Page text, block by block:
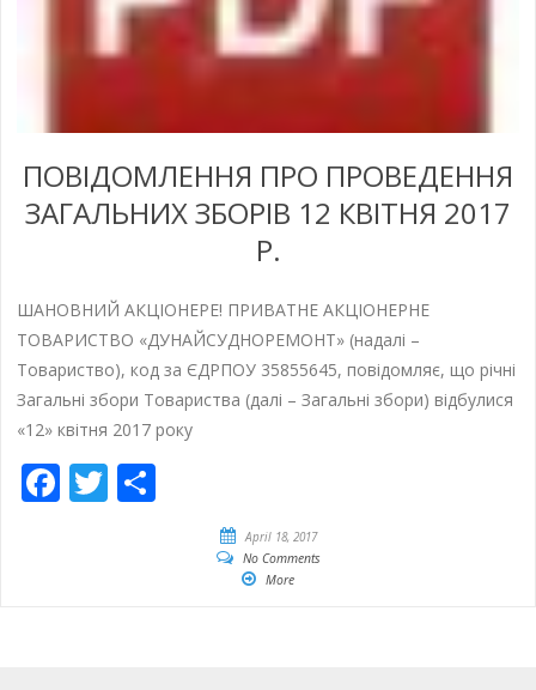
ПОВІДОМЛЕННЯ ПРО ПРОВЕДЕННЯ
ЗАГАЛЬНИХ ЗБОРІВ 12 КВІТНЯ 2017
Р.
ШАНОВНИЙ АКЦІОНЕРЕ! ПРИВАТНЕ АКЦІОНЕРНЕ
ТОВАРИСТВО «ДУНАЙСУДНОРЕМОНТ» (надалі –
Товариство), код за ЄДРПОУ 35855645, повідомляє, що річні
Загальні збори Товариства (далі – Загальні збори) відбулися
«12» квітня 2017 року
Facebook
Twitter
April 18, 2017
No Comments
More